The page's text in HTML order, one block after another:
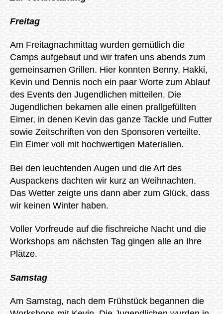
Freitag
Am Freitagnachmittag wurden gemütlich die
Camps aufgebaut und wir trafen uns abends zum
gemeinsamen Grillen. Hier konnten Benny, Hakki,
Kevin und Dennis noch ein paar Worte zum Ablauf
des Events den Jugendlichen mitteilen. Die
Jugendlichen bekamen alle einen prallgefüllten
Eimer, in denen Kevin das ganze Tackle und Futter
sowie Zeitschriften von den Sponsoren verteilte.
Ein Eimer voll mit hochwertigen Materialien.
Bei den leuchtenden Augen und die Art des
Auspackens dachten wir kurz an Weihnachten.
Das Wetter zeigte uns dann aber zum Glück, dass
wir keinen Winter haben.
Voller Vorfreude auf die fischreiche Nacht und die
Workshops am nächsten Tag gingen alle an Ihre
Plätze.
Samstag
Am Samstag, nach dem Frühstück begannen die